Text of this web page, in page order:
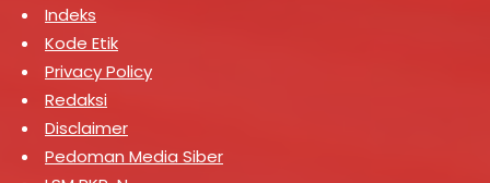
Indeks
Kode Etik
Privacy Policy
Redaksi
Disclaimer
Pedoman Media Siber